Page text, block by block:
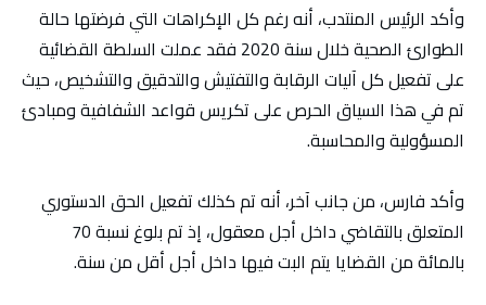
وأكد الرئيس المنتدب، أنه رغم كل الإكراهات التي فرضتها حالة
الطوارئ الصحية خلال سنة 2020 فقد عملت السلطة القضائية
على تفعيل كل آليات الرقابة والتفتيش والتدقيق والتشخيص، حيث
تم في هذا السياق الحرص على تكريس قواعد الشفافية ومبادئ
المسؤولية والمحاسبة.
وأكد فارس، من جانب آخر، أنه تم كذلك تفعيل الحق الدستوري
المتعلق بالتقاضي داخل أجل معقول، إذ تم بلوغ نسبة 70
بالمائة من القضايا يتم البت فيها داخل أجل أقل من سنة.